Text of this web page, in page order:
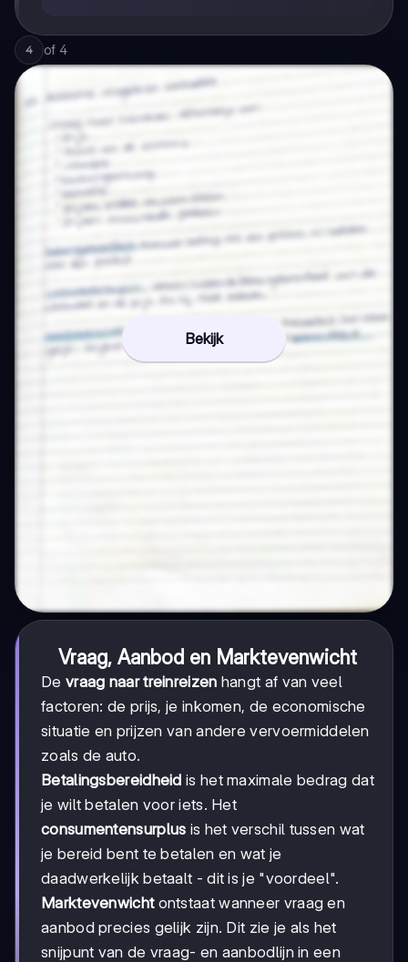
4 of 4
Bekijk
Vraag, Aanbod en Marktevenwicht
De vraag naar treinreizen hangt af van veel
factoren: de prijs, je inkomen, de economische
situatie en prijzen van andere vervoermiddelen
zoals de auto.
Betalingsbereidheid is het maximale bedrag dat
je wilt betalen voor iets. Het
consumentensurplus is het verschil tussen wat
je bereid bent te betalen en wat je
daadwerkelijk betaalt - dit is je "voordeel".
Marktevenwichtontstaat wanneer vraag en
aanbod precies gelijk zijn. Dit zie je als het
snijpunt van de vraag- en aanbodlijn in een